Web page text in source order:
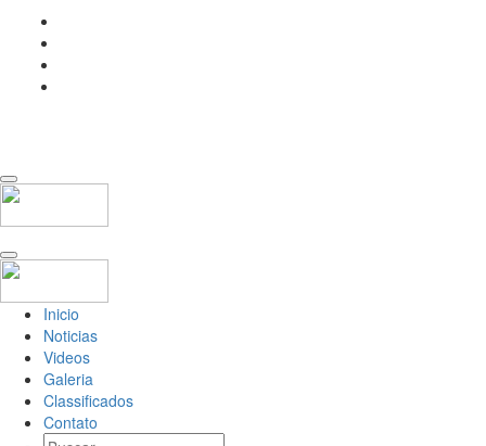
Inicio
Noticias
Videos
Galeria
Classificados
Contato